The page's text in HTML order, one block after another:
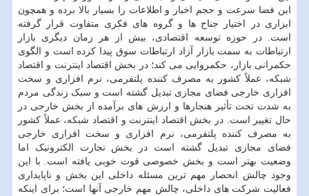
این فضا سرعت و حجم اخبار و اطلاعات را بسیار بالا برده و همچون
ابزاری در اختیار جناح ها و گروه های فکری متفاوت قرار گرفته
است. در حوزه توسعه اقتصادی، بیش از هر زمان دیگری بازار
ارتباطات به سمت بازار آزاد ارتباطات سوق پیدا کرده است و الگوی
حکمرانی بازار، حکمروایی می کند؛ در بخش اقتصاد اینترنت و اقتصاد
شبکه، عملاً کشور به مصرف کننده پلتفرمی، نرم افزاری و سخت
افزاری خارجی فضای مجازی تبدیل گشته است و سبک زندگی مردم
به شدت تحت تأثیر هنجارها و ارزش های برآمده از بخش خارجی در
حال تغییر است. در بخش اقتصاد اینترنت و اقتصاد شبکه، عملاً کشور
به مصرف کننده پلتفرمی، نرم افزاری و سخت افزاری خارجی
فضای مجازی تبدیل گشته است در بخش تجارت الکترونیک اما
وضعیت بهتر است و بخش خصوصی قوت خوبی یافته است. با این
وجود چالش انحصار مهم ترین مسئله داخلی این بخش و ناپایداری
فعالیت شرکت های داخلی، چالش مهم خارجی آنها است؛ برای اینکه